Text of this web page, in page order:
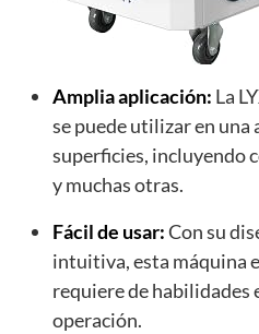
Amplia aplicación: La
se puede utilizar en una
superficies, incluyendo
y muchas otras.
Fácil de usar:Con su
intuitiva, esta máquina
requiere de habilidades
operación.